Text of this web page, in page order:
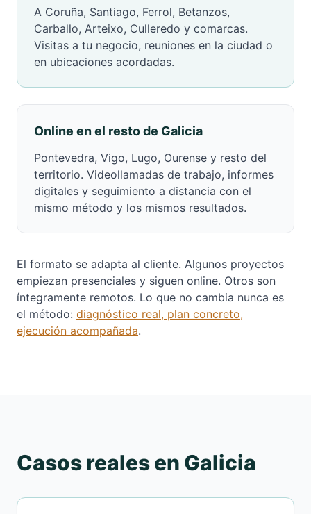
A Coruña, Santiago, Ferrol, Betanzos,
Carballo, Arteixo, Culleredo y comarcas.
Visitas a tu negocio, reuniones en la ciudad o
en ubicaciones acordadas.
Online en el resto de Galicia
Pontevedra, Vigo, Lugo, Ourense y resto del
territorio. Videollamadas de trabajo, informes
digitales y seguimiento a distancia con el
mismo método y los mismos resultados.
El formato se adapta al cliente. Algunos proyectos
empiezan presenciales y siguen online. Otros son
íntegramente remotos. Lo que no cambia nunca es
el método: diagnóstico real, plan concreto,
ejecución acompañada.
Casos reales en Galicia